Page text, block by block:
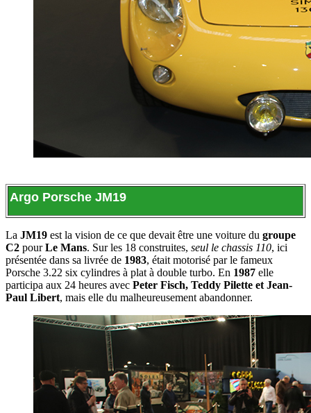
Argo Porsche JM19
La JM19 est la vision de ce que devait être une voiture du groupe
C2 pourLe Mans. Sur les 18 construites, seul le chassis 110, ici
présentée dans sa livrée de 1983, était motorisé par le fameux
Porsche 3.22 six cylindres à plat à double turbo. En 1987 elle
participa aux 24 heures avec Peter Fisch, Teddy Pilette et Jean-
Paul Libert, mais elle du malheureusement abandonner.